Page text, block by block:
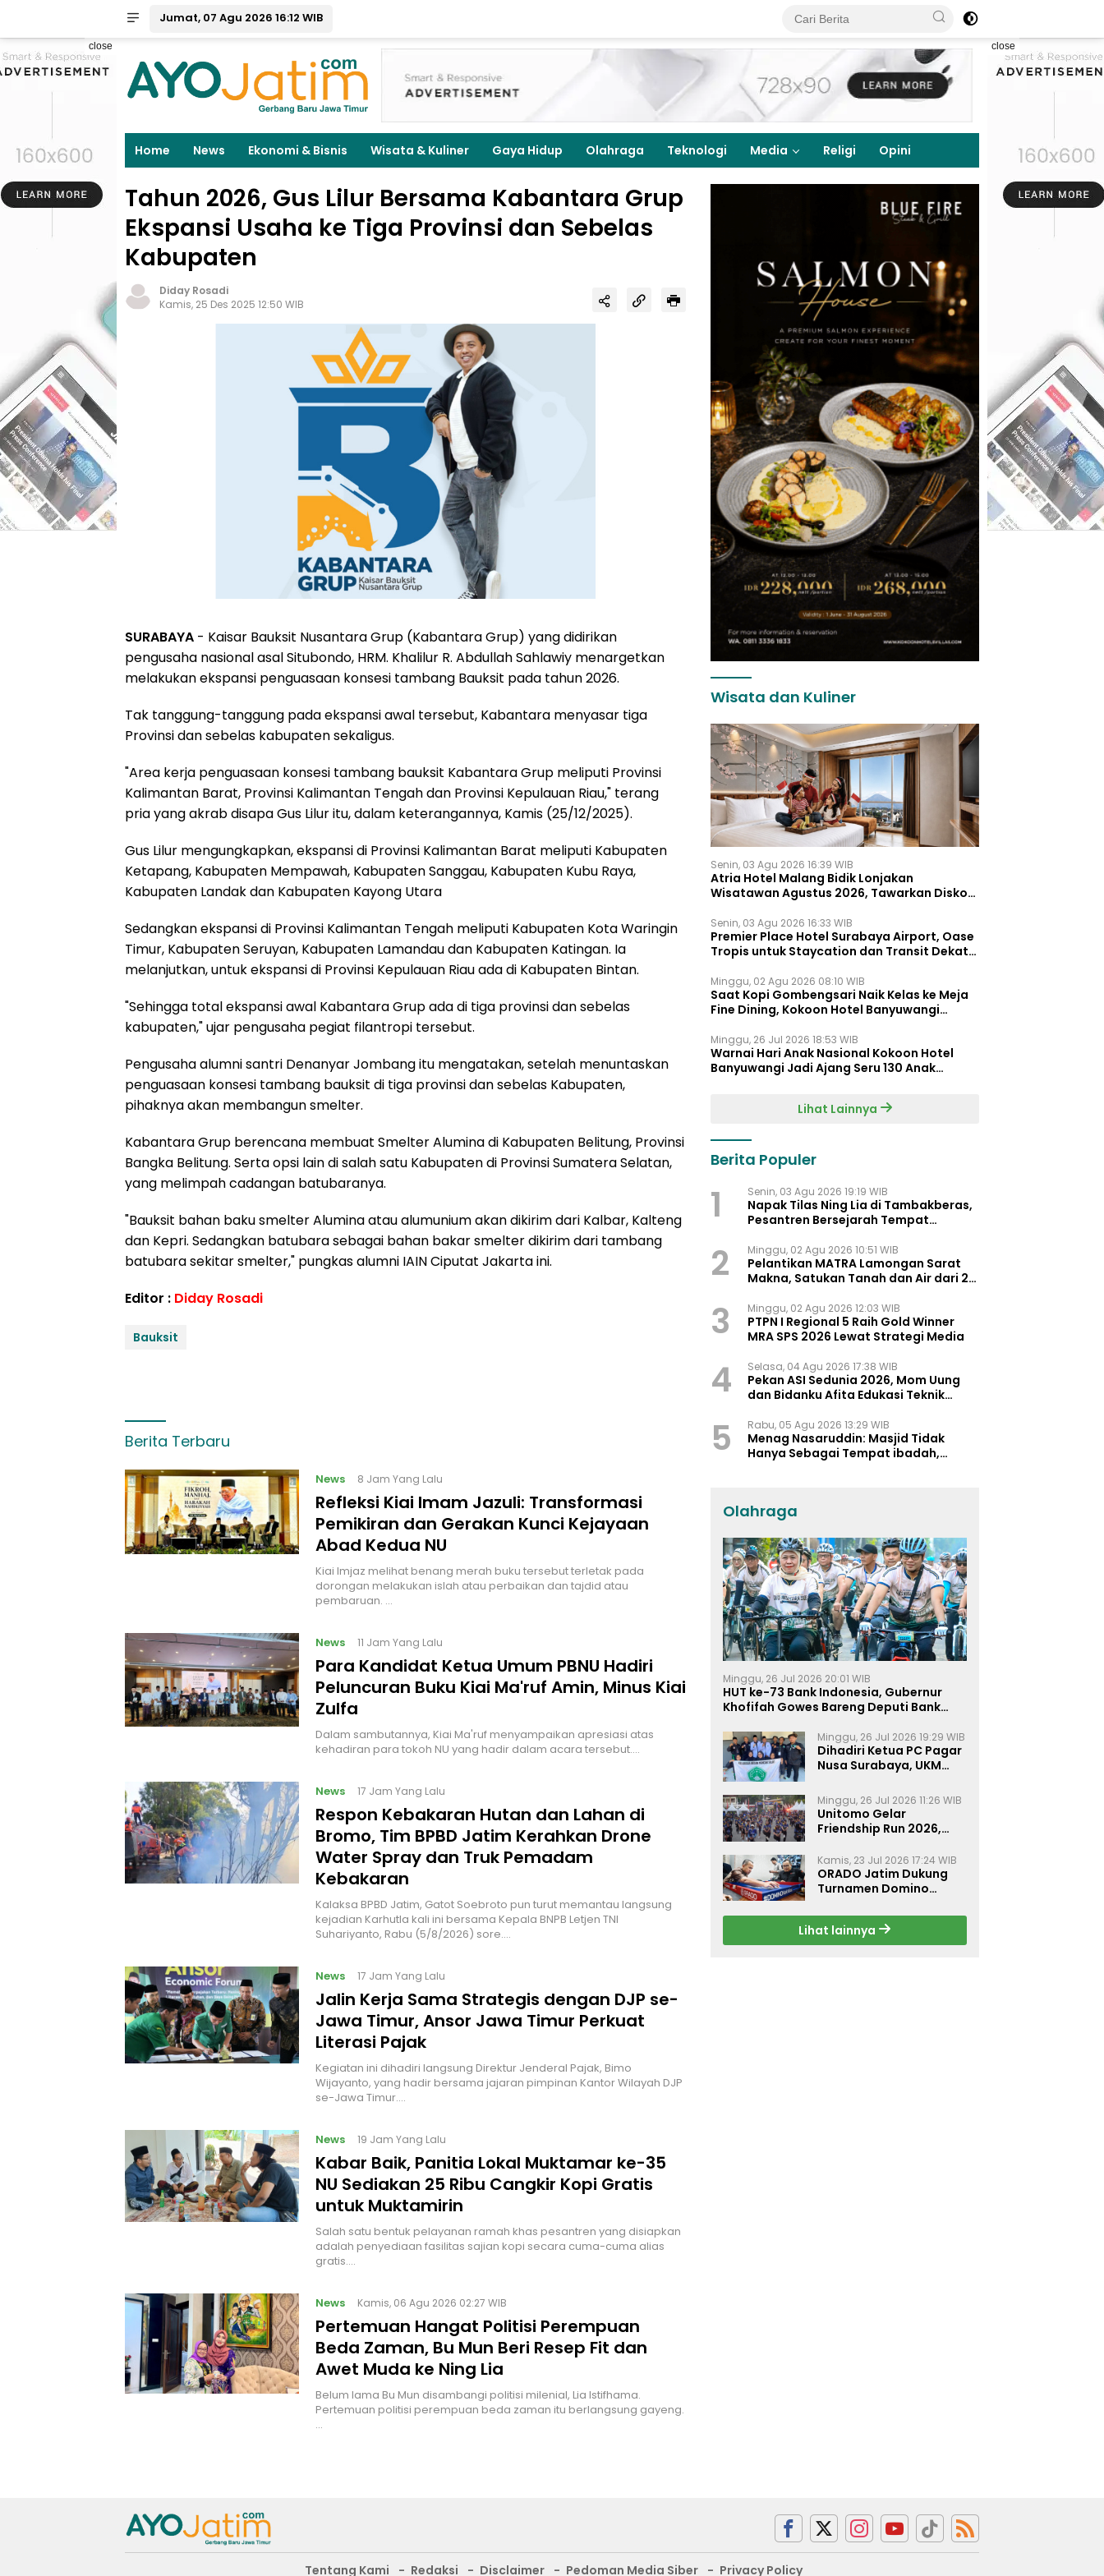
Jumat, 07 Agu 2026 16:12 WIB
close close
Home News Ekonomi & Bisnis Wisata & Kuliner Gaya Hidup Olahraga Teknologi Media Religi Opini
Tahun 2026, Gus Lilur Bersama Kabantara Grup
Ekspansi Usaha ke Tiga Provinsi dan Sebelas
Kabupaten
Diday Rosadi
Kamis, 25 Des 2025 12:50 WIB
SURABAYA - Kaisar Bauksit Nusantara Grup (Kabantara Grup) yang didirikan
pengusaha nasional asal Situbondo, HRM. Khalilur R. Abdullah Sahlawiy menargetkan
melakukan ekspansi penguasaan konsesi tambang Bauksit pada tahun 2026.
Tak tanggung-tanggung pada ekspansi awal tersebut, Kabantara menyasar tiga
Provinsi dan sebelas kabupaten sekaligus.
"Area kerja penguasaan konsesi tambang bauksit Kabantara Grup meliputi Provinsi
Kalimantan Barat, Provinsi Kalimantan Tengah dan Provinsi Kepulauan Riau," terang
pria yang akrab disapa Gus Lilur itu, dalam keterangannya, Kamis (25/12/2025).
Gus Lilur mengungkapkan, ekspansi di Provinsi Kalimantan Barat meliputi Kabupaten
Ketapang, Kabupaten Mempawah, Kabupaten Sanggau, Kabupaten Kubu Raya,
Kabupaten Landak dan Kabupaten Kayong Utara
Sedangkan ekspansi di Provinsi Kalimantan Tengah meliputi Kabupaten Kota Waringin
Timur, Kabupaten Seruyan, Kabupaten Lamandau dan Kabupaten Katingan. Ia
melanjutkan, untuk ekspansi di Provinsi Kepulauan Riau ada di Kabupaten Bintan.
"Sehingga total ekspansi awal Kabantara Grup ada di tiga provinsi dan sebelas
kabupaten," ujar pengusaha pegiat filantropi tersebut.
Pengusaha alumni santri Denanyar Jombang itu mengatakan, setelah menuntaskan
penguasaan konsesi tambang bauksit di tiga provinsi dan sebelas Kabupaten,
pihaknya akan membangun smelter.
Kabantara Grup berencana membuat Smelter Alumina di Kabupaten Belitung, Provinsi
Bangka Belitung. Serta opsi lain di salah satu Kabupaten di Provinsi Sumatera Selatan,
yang melimpah cadangan batubaranya.
"Bauksit bahan baku smelter Alumina atau alumunium akan dikirim dari Kalbar, Kalteng
dan Kepri. Sedangkan batubara sebagai bahan bakar smelter dikirim dari tambang
batubara sekitar smelter," pungkas alumni IAIN Ciputat Jakarta ini.
Editor : Diday Rosadi
Bauksit
Berita Terbaru
News 8 Jam Yang Lalu
Refleksi Kiai Imam Jazuli: Transformasi
Pemikiran dan Gerakan Kunci Kejayaan
Abad Kedua NU
Kiai Imjaz melihat benang merah buku tersebut terletak pada
dorongan melakukan islah atau perbaikan dan tajdid atau
pembaruan. …
News 11 Jam Yang Lalu
Para Kandidat Ketua Umum PBNU Hadiri
Peluncuran Buku Kiai Ma'ruf Amin, Minus Kiai
Zulfa
Dalam sambutannya, Kiai Ma'ruf menyampaikan apresiasi atas
kehadiran para tokoh NU yang hadir dalam acara tersebut.…
News 17 Jam Yang Lalu
Respon Kebakaran Hutan dan Lahan di
Bromo, Tim BPBD Jatim Kerahkan Drone
Water Spray dan Truk Pemadam
Kebakaran
Kalaksa BPBD Jatim, Gatot Soebroto pun turut memantau langsung
kejadian Karhutla kali ini bersama Kepala BNPB Letjen TNI
Suhariyanto, Rabu (5/8/2026) sore.…
News 17 Jam Yang Lalu
Jalin Kerja Sama Strategis dengan DJP se-
Jawa Timur, Ansor Jawa Timur Perkuat
Literasi Pajak
Kegiatan ini dihadiri langsung Direktur Jenderal Pajak, Bimo
Wijayanto, yang hadir bersama jajaran pimpinan Kantor Wilayah DJP
se-Jawa Timur.…
News 19 Jam Yang Lalu
Kabar Baik, Panitia Lokal Muktamar ke-35
NU Sediakan 25 Ribu Cangkir Kopi Gratis
untuk Muktamirin
Salah satu bentuk pelayanan ramah khas pesantren yang disiapkan
adalah penyediaan fasilitas sajian kopi secara cuma-cuma alias
gratis.…
News Kamis, 06 Agu 2026 02:27 WIB
Pertemuan Hangat Politisi Perempuan
Beda Zaman, Bu Mun Beri Resep Fit dan
Awet Muda ke Ning Lia
Belum lama Bu Mun disambangi politisi milenial, Lia Istifhama.
Pertemuan politisi perempuan beda zaman itu berlangsung gayeng.
…
Wisata dan Kuliner
Senin, 03 Agu 2026 16:39 WIB
Atria Hotel Malang Bidik Lonjakan
Wisatawan Agustus 2026, Tawarkan Diskon
Senin, 03 Agu 2026 16:33 WIB
Premier Place Hotel Surabaya Airport, Oase
Tropis untuk Staycation dan Transit Dekat
Minggu, 02 Agu 2026 08:10 WIB
Saat Kopi Gombengsari Naik Kelas ke Meja
Fine Dining, Kokoon Hotel Banyuwangi
Minggu, 26 Jul 2026 18:53 WIB
Warnai Hari Anak Nasional Kokoon Hotel
Banyuwangi Jadi Ajang Seru 130 Anak
Lihat Lainnya
Berita Populer
1 Senin, 03 Agu 2026 19:19 WIB
Napak Tilas Ning Lia di Tambakberas,
Pesantren Bersejarah Tempat
2 Minggu, 02 Agu 2026 10:51 WIB
Pelantikan MATRA Lamongan Sarat
Makna, Satukan Tanah dan Air dari 27
3 Minggu, 02 Agu 2026 12:03 WIB
PTPN I Regional 5 Raih Gold Winner
MRA SPS 2026 Lewat Strategi Media
4 Selasa, 04 Agu 2026 17:38 WIB
Pekan ASI Sedunia 2026, Mom Uung
dan Bidanku Afita Edukasi Teknik
ASI Eksklusif
5 Rabu, 05 Agu 2026 13:29 WIB
Menag Nasaruddin: Masjid Tidak
Hanya Sebagai Tempat ibadah,
Olahraga
Minggu, 26 Jul 2026 20:01 WIB
HUT ke-73 Bank Indonesia, Gubernur
Khofifah Gowes Bareng Deputi Bank
Minggu, 26 Jul 2026 19:29 WIB
Dihadiri Ketua PC Pagar
Nusa Surabaya, UKM
Sahkan Anggota Baru
Minggu, 26 Jul 2026 11:26 WIB
Unitomo Gelar
Friendship Run 2026,
Sehat di Surabaya
Kamis, 23 Jul 2026 17:24 WIB
ORADO Jatim Dukung
Turnamen Domino
2026 di Surabaya
Lihat lainnya
Tentang Kami Redaksi Disclaimer Pedoman Media Siber Privacy Policy